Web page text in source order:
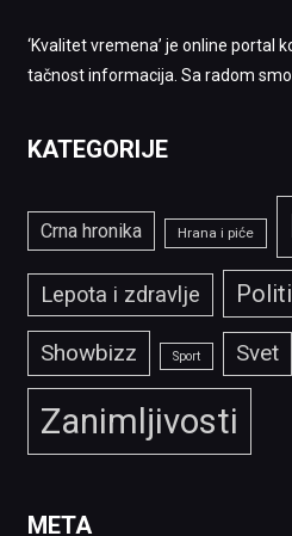
‘Kvalitet vremena’ je online portal
tačnost informacija. Sa radom smo
KATEGORIJE
Crna hronika Hrana i piće
Lepota i zdravlje
Showbizz Sport Svet
Zanimljivosti
META